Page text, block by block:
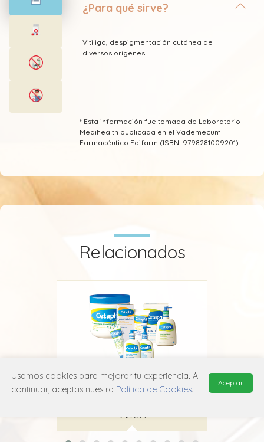
¿Para qué sirve?
Vitiligo, despigmentación cutánea de
diversos orígenes.
* Esta información fue tomada de Laboratorio
Medihealth publicada en el Vademecum
Farmacéutico Edifarm (ISBN: 9798281009201)
Relacionados
Cetaphil Gel y Loción Limpiadora
D11A X99
Usamos cookies para mejorar tu experiencia. Al
continuar, aceptas nuestra Política de Cookies.
Aceptar